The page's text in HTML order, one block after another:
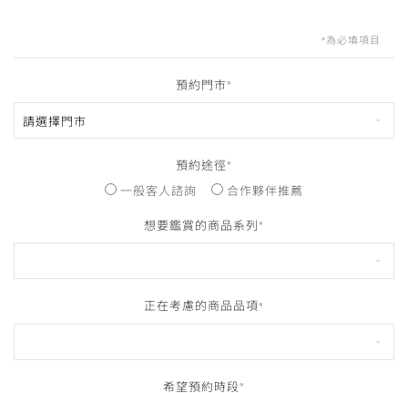
*為必填項目
預約門市*
預約途徑*
一般客人諮詢
合作夥伴推薦
想要鑑賞的商品系列*
正在考慮的商品品項*
希望預約時段*